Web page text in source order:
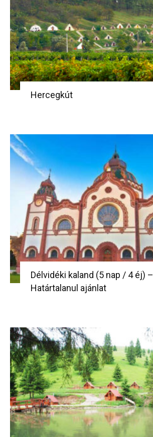
Hercegkút
Délvidéki kaland (5 nap / 4 éj) –
Határtalanul ajánlat